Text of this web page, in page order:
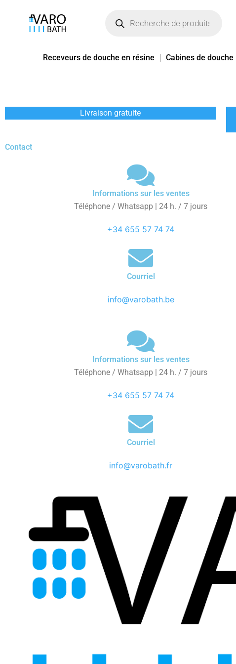
contenu
produits
Receveurs de douche en résine Cabines de douche
Livraison gratuite
Contact
Informations sur les ventes
Téléphone / Whatsapp | 24 h. / 7 jours
+34 655 57 74 74
Courriel
info@varobath.be
Informations sur les ventes
Téléphone / Whatsapp | 24 h. / 7 jours
+34 655 57 74 74
Courriel
info@varobath.fr